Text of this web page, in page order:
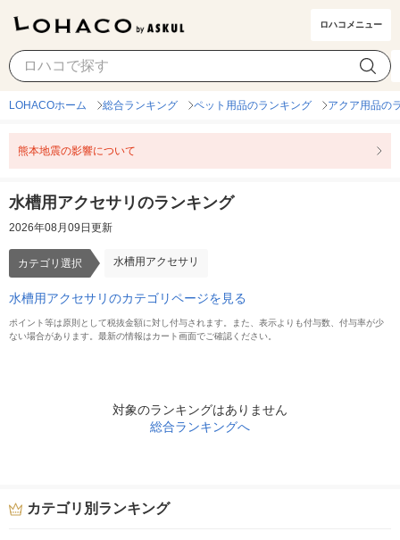
ロハコメニュー
水槽用アクセサリ カテゴリ選択
LOHACOホーム 総合ランキング ペット用品のランキング アクア用品の
熊本地震の影響について
水槽用アクセサリのランキング
2026年08月09日更新
カテゴリ選択 水槽用アクセサリ
水槽用アクセサリのカテゴリページを見る
ポイント等は原則として税抜金額に対し付与されます。また、表示よりも付与数、付与率が少
ない場合があります。最新の情報はカート画面でご確認ください。
対象のランキングはありません
総合ランキングへ
カテゴリ別ランキング